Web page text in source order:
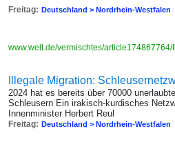
Freitag: Deutschland > Nordrhein-Westfalen
www.welt.de/vermischtes/
Illegale Migration:
2024 hat es bereits über 70000
Schleusern Ein irakisch-kurdisches
Innenminister Herbert Reul
Freitag: Deutschland > Nordrhein-Westfalen